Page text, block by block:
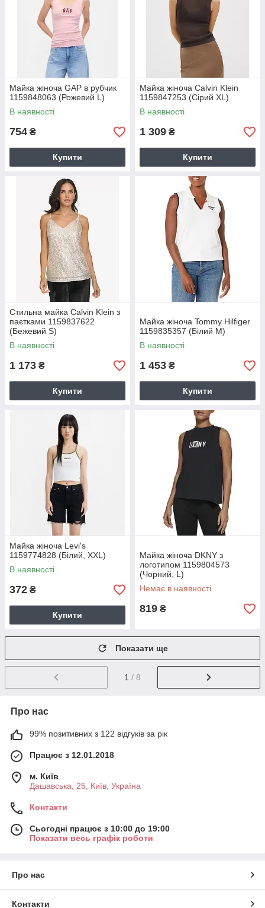
Майка жіноча GAP в рубчик
1159848063 (Рожевий L)
В наявності
754 ₴
Купити
Майка жіноча Calvin Klein
1159847253 (Сірий XL)
В наявності
1 309 ₴
Купити
Стильна майка Calvin Klein з
паєтками 1159837622
(Бежевий S)
В наявності
1 173 ₴
Купити
Майка жіноча Tommy Hilfiger
1159835357 (Білий M)
В наявності
1 453 ₴
Купити
Майка жіноча Levi's
1159774828 (Білий, XXL)
В наявності
372 ₴
Купити
Майка жіноча DKNY з
логотипом 1159804573
(Чорний, L)
Немає в наявності
819 ₴
Показати ще
1 / 8
Про нас
99% позитивних з 122 відгуків за рік
Працює з 12.01.2018
м. Київ
Дашавська, 25, Київ, Україна
Контакти
Сьогодні працює з 10:00 до 19:00
Показати весь графік роботи
Про нас
Контакти